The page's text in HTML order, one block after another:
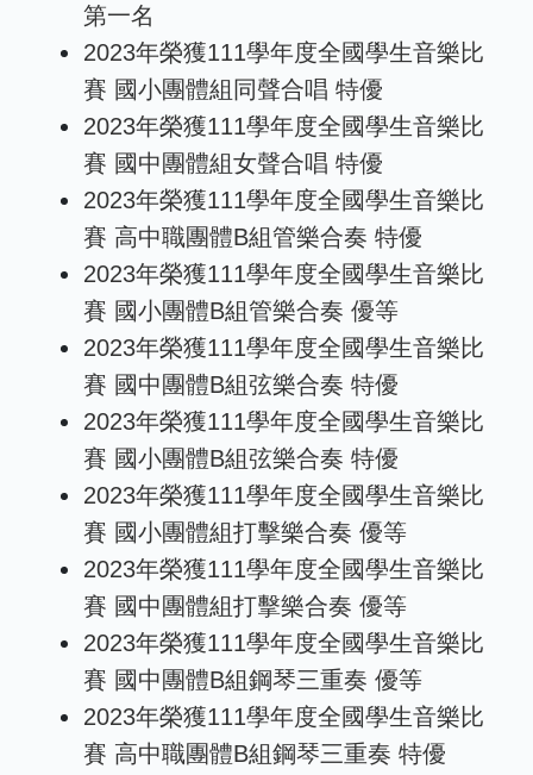
第一名
2023年榮獲111學年度全國學生音樂比
賽 國小團體組同聲合唱 特優
2023年榮獲111學年度全國學生音樂比
賽 國中團體組女聲合唱 特優
2023年榮獲111學年度全國學生音樂比
賽 高中職團體B組管樂合奏 特優
2023年榮獲111學年度全國學生音樂比
賽 國小團體B組管樂合奏 優等
2023年榮獲111學年度全國學生音樂比
賽 國中團體B組弦樂合奏 特優
2023年榮獲111學年度全國學生音樂比
賽 國小團體B組弦樂合奏 特優
2023年榮獲111學年度全國學生音樂比
賽 國小團體組打擊樂合奏 優等
2023年榮獲111學年度全國學生音樂比
賽 國中團體組打擊樂合奏 優等
2023年榮獲111學年度全國學生音樂比
賽 國中團體B組鋼琴三重奏 優等
2023年榮獲111學年度全國學生音樂比
賽 高中職團體B組鋼琴三重奏 特優